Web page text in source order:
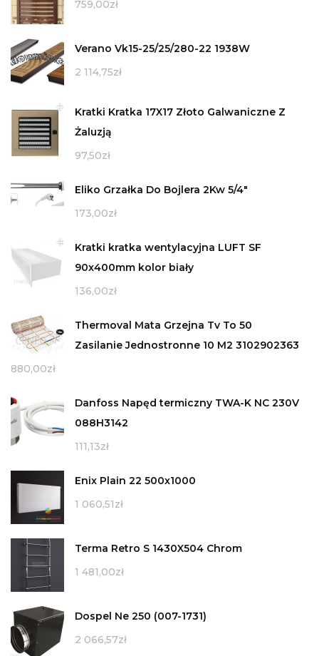
759,00zł
Verano Vk15-25/25/280-22 1938W
2 114,75zł
Kratki Kratka 17X17 Złoto Galwaniczne Z
Żaluzją
97,50zł
Eliko Grzałka Do Bojlera 2Kw 5/4"
173,00zł
Kratki kratka wentylacyjna LUFT SF
90x400mm kolor biały
136,00zł
Thermoval Mata Grzejna Tv To 50
Zasilanie Jednostronne 10 M2 3102902363
880,00zł
Danfoss Napęd termiczny TWA-K NC 230V
088H3142
111,13zł
Enix Plain 22 500x1000
1 060,51zł
Terma Retro S 1430X504 Chrom
1 481,00zł
Dospel Ne 250 (007-1731)
2 066,57zł